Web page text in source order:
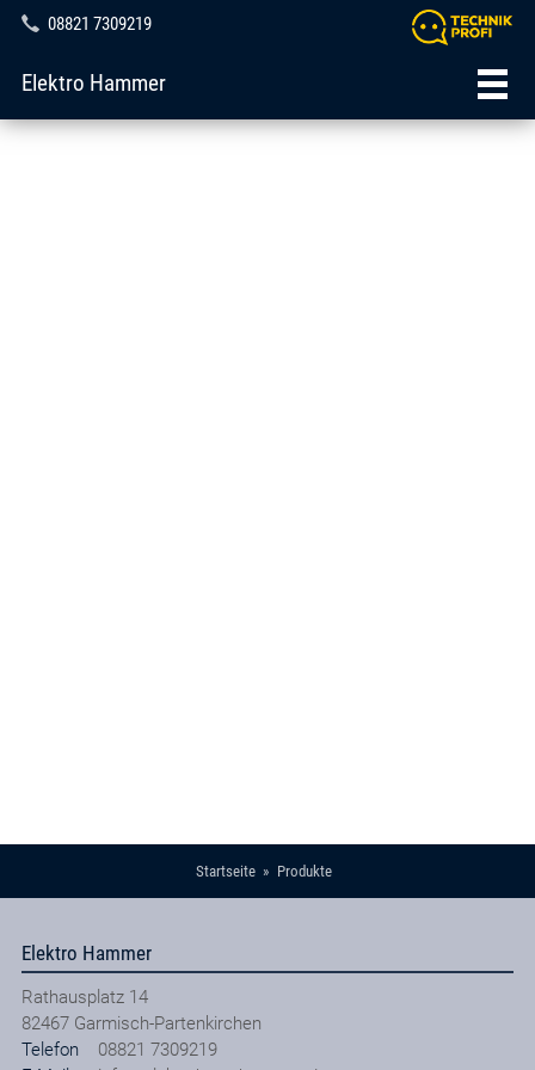
08821 7309219
Elektro Hammer
Startseite Produkte
Elektro Hammer
Rathausplatz 14
82467 Garmisch-Partenkirchen
Telefon
08821 7309219